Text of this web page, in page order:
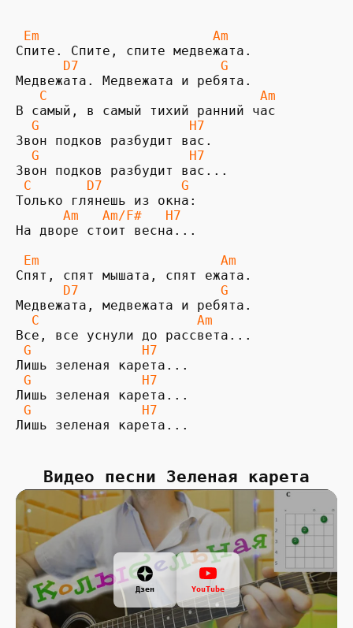
Em                      Am
      D7                  G
   C                           Am
  G                   H7
  G                   H7
C       D7          G
      Am   Am/F#   H7
На дворе стоит весна...
Em                       Am
      D7                  G
  C                    Am
G              H7
G              H7
G              H7
Лишь зеленая карета...
Видео песни Зеленая карета
Дзен YouTube